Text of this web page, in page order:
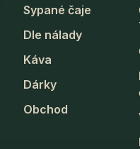
Sypané čaje
Dle nálady
Káva
Dárky
Obchod